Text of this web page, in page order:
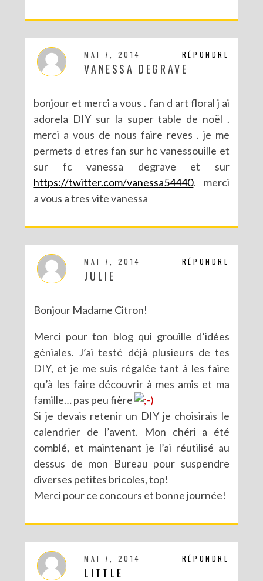
RÉPONDRE
MAI 7, 2014
VANESSA DEGRAVE
bonjour et merci a vous . fan d art floral j ai
adorela DIY sur la super table de noël .
merci a vous de nous faire reves . je me
permets d etres fan sur hc vanessouille et
sur fc vanessa degrave et sur
https://twitter.com/vanessa54440. merci
a vous a tres vite vanessa
RÉPONDRE
MAI 7, 2014
JULIE
Bonjour Madame Citron!
Merci pour ton blog qui grouille d’idées
géniales. J’ai testé déjà plusieurs de tes
DIY, et je me suis régalée tant à les faire
qu’à les faire découvrir à mes amis et ma
famille… pas peu fière
Si je devais retenir un DIY je choisirais le
calendrier de l’avent. Mon chéri a été
comblé, et maintenant je l’ai réutilisé au
dessus de mon Bureau pour suspendre
diverses petites bricoles, top!
Merci pour ce concours et bonne journée!
RÉPONDRE
MAI 7, 2014
LITTLE